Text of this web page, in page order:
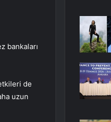
bankaları
de
uzun